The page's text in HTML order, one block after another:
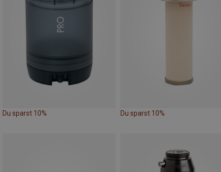
Du sparst 10% Du sparst 10%